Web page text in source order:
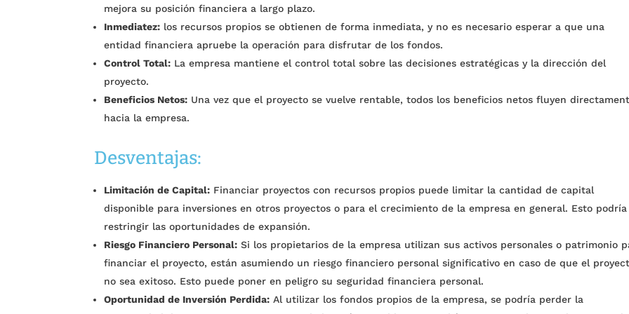
mejora su posición financiera a largo plazo.
Inmediatez: los recursos propios se obtienen de forma inmediata, y no es necesario esperar a que una
entidad financiera apruebe la operación para disfrutar de los fondos.
Control Total: La empresa mantiene el control total sobre las decisiones estratégicas y la dirección del
proyecto.
Beneficios Netos: Una vez que el proyecto se vuelve rentable, todos los beneficios netos fluyen
hacia la empresa.
Desventajas:
Limitación de Capital: Financiar proyectos con recursos propios puede limitar la cantidad de capital
disponible para inversiones en otros proyectos o para el crecimiento de la empresa en general. Esto podría
restringir las oportunidades de expansión.
Riesgo Financiero Personal: Si los propietarios de la empresa utilizan sus activos personales o patrimonio
financiar el proyecto, están asumiendo un riesgo financiero personal significativo en caso de que el
no sea exitoso. Esto puede poner en peligro su seguridad financiera personal.
Oportunidad de Inversión Perdida: Al utilizar los fondos propios de la empresa, se podría perder la